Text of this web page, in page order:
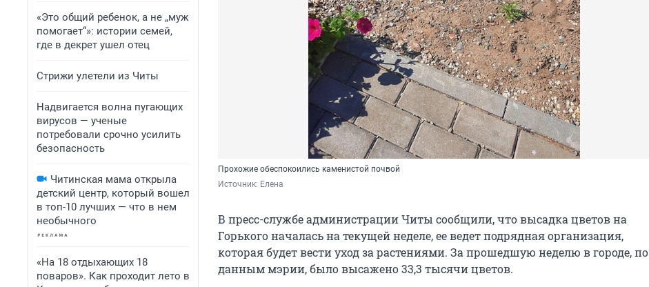
«Это общий ребенок, а не „муж
помогает“»: истории семей,
где в декрет ушел отец
Стрижи улетели из Читы
Надвигается волна пугающих
вирусов — ученые
потребовали срочно усилить
безопасность
Читинская мама открыла
детский центр, который вошел
в топ-10 лучших — что в нем
необычного
«На 18 отдыхающих 18
поваров». Как проходит лето в
Прохожие обеспокоились каменистой почвой
Источник: Елена
В пресс-службе администрации Читы сообщили, что высадка цветов на
Горького началась на текущей неделе, ее ведет подрядная организация,
которая будет вести уход за растениями. За прошедшую неделю в городе, по
данным мэрии, было высажено 33,3 тысячи цветов.